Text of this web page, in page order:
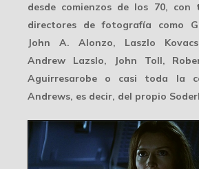
desde comienzos de los 70,
directores de fotografía como
John A. Alonzo, Laszlo
Andrew Lazslo, John Toll,
Aguirresarobe o casi toda la
Andrews, es decir, del propio